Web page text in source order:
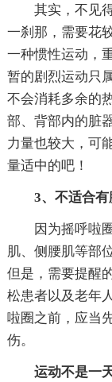
其实，不见
一刹那，需要花
一种惯性运动，
暂的剧烈运动只
不会消耗多余的
部、背部内的脏
力量也较大，可
量适中的吧！
3、不适合有
因为摇呼啦
肌、侧腰肌等部
但是，需要提醒
松患者以及老年
啦圈之前，应当
伤。
运动不是一